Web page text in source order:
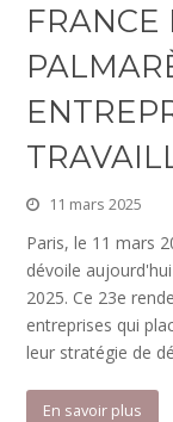
FRANCE
11 mars 2025
Paris, le 11 mars
dévoile
2025. Ce 23e
entreprises qui
leur stratégie de
En savoir plus